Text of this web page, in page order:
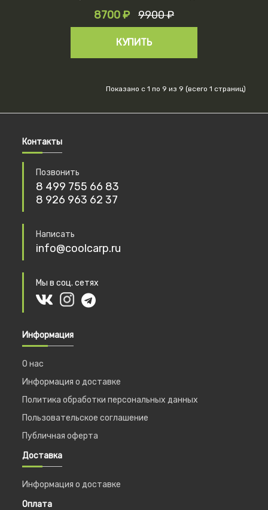
8700 ₽ 9900 ₽
КУПИТЬ
Показано с 1 по 9 из 9 (всего 1 страниц)
Контакты
Позвонить
8 499 755 66 83
8 926 963 62 37
Написать
info@coolcarp.ru
Мы в соц. сетях
Информация
О нас
Информация о доставке
Политика обработки персональных данных
Пользовательское соглашение
Публичная оферта
Доставка
Информация о доставке
Оплата